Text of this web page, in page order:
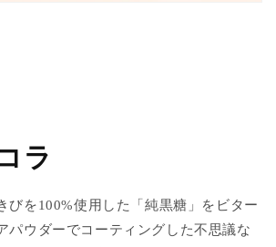
ラ
びを100%使用した「純黒糖」をビター
パウダーでコーティングした不思議な